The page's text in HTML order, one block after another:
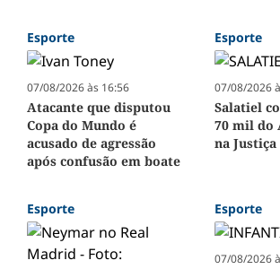
Esporte
07/08/2026 às 16:56
Atacante que disputou
Copa do Mundo é
acusado de agressão
após confusão em boate
Esporte
07/08/2026
Salatiel
70 mil do
na Justiça
Esporte Esporte
07/08/2026